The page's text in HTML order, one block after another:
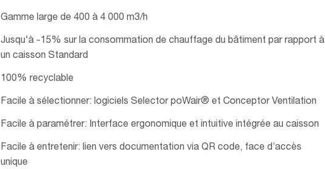
Gamme large de 400 à 4 000 m3/h
Jusqu'à -15% sur la consommation de chauffage du bâtiment par rapport à
un caisson Standard​
100% recyclable
Facile à sélectionner: logiciels Selector poWair® et Conceptor Ventilation
Facile à paramétrer: Interface ergonomique et intuitive intégrée au caisson
Facile à entretenir: lien vers documentation via QR code, face d’accès
unique